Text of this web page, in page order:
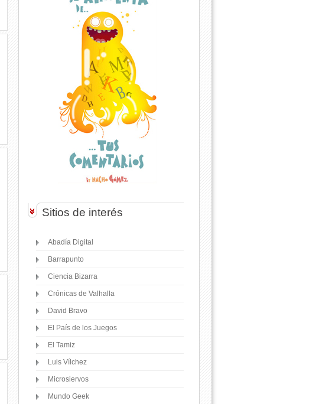
Sitios de interés
Abadía Digital
Barrapunto
Ciencia Bizarra
Crónicas de Valhalla
David Bravo
El País de los Juegos
El Tamiz
Luis Vílchez
Microsiervos
Mundo Geek